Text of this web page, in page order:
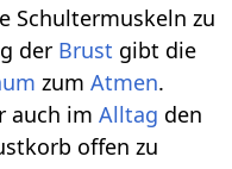
Schultermuskeln zu
der Brust gibt die
zumAtmen.
auch imAlltag den
offen zu